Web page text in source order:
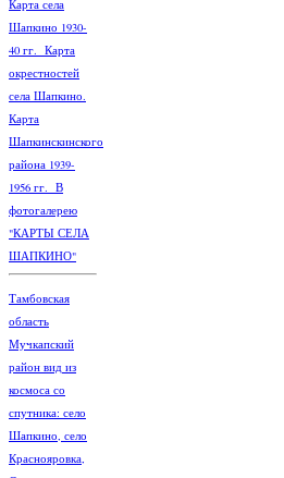
Карта села
Шапкино 1930-
40 гг. Карта
окрестностей
села Шапкино.
Карта
Шапкинскинского
района 1939-
1956 гг. В
фотогалерею
"КАРТЫ СЕЛА
ШАПКИНО"
Тамбовская
область
Мучкапский
район вид из
космоса со
спутника: село
Шапкино, село
Краснояровка,